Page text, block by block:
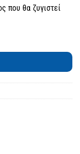
που θα ζυγιστεί